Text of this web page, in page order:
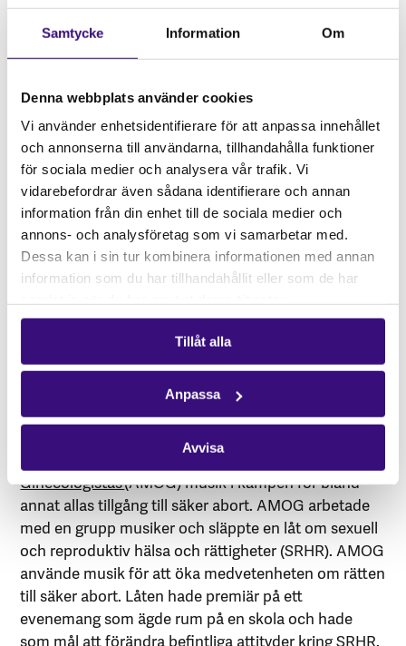
Samtycke Information Om
Denna webbplats använder cookies
Vi använder enhetsidentifierare för att anpassa innehållet
och annonserna till användarna, tillhandahålla funktioner
för sociala medier och analysera vår trafik. Vi
vidarebefordrar även sådana identifierare och annan
information från din enhet till de sociala medier och
annons- och analysföretag som vi samarbetar med.
Dessa kan i sin tur kombinera informationen med annan
information som du har tillhandahållit eller som de har
Tillåt alla
Anpassa
Avvisa
safe2choose stödjer fortfarande människor i landet
som vill göra en säker abort. Trots att abort är lagligt i
Sydafrika är hälften av aborterna som utförs osäkra.
Teresia Bella Nelumbu,Florence Khaxas, Vimbainsashe Makenza,
Ntando Ndlovu och Tommy från Y-Fem utanför deras kontor i
Windhoek, Namibia 2022. Foto: Sofia Wallgren
I Moçambique använder
The Associação
Moçambicana de Obstetras e
Ginecologistas(AMOG) musik i kampen för bland
annat allas tillgång till säker abort. AMOG arbetade
med en grupp musiker och släppte en låt om sexuell
och reproduktiv hälsa och rättigheter (SRHR). AMOG
använde musik för att öka medvetenheten om rätten
till säker abort. Låten hade premiär på ett
evenemang som ägde rum på en skola och hade
som mål att förändra befintliga attityder kring SRHR.